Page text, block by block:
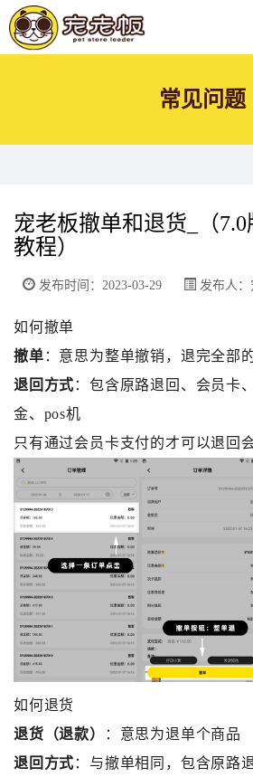
常见问题
宠老板撤单和退货_（7.0
教程）
发布时间：2023-03-29 发布人：
如何撤单
撤单 ：意思为整单撤销，退完全部
退回方式 ：包含原路退回、会员卡
金、pos机
只有通过会员卡支付的才可以退回
如何退货
退货（退款）
：意思为退单个商品
退回方式 ：与撤单相同，包含原路